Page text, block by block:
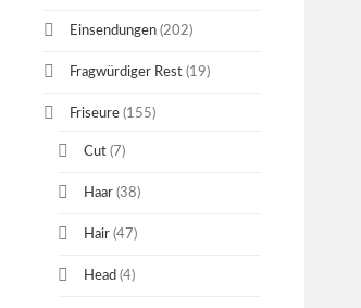
Einsendungen (202)
Fragwürdiger Rest (19)
Friseure (155)
Cut(7)
Haar(38)
Hair(47)
Head (4)